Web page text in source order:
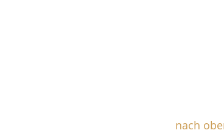
nach